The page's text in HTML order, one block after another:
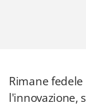
Rimane
l'innovazione,